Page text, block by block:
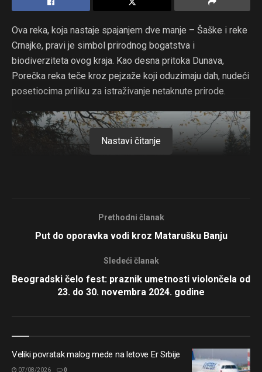
Ova reka, koja nastaje spajanjem dve manje – Šaške i reke
Crnajke, pravi je simbol prirodnog bogatstva i
biodiverziteta ovog kraja. Kao desna pritoka Dunava,
Porečka reka teče kroz pejzaže koji oduzimaju dah, nudeći
posetiocima priliku za istraživanje netaknute prirode.
Avgust u Srbiji: Od kraljice banja do planinskih predela
Nastavi čitanje
Prethodni članak
Put do oporavka vodi kroz Matarušku Banju
Sledeći članak
Beogradski čelo fest: praznik umetnosti violončela od
23. do 30. novembra 2024. godine
Veliki povratak malog mede na letove Er Srbije
07/08/2026 0